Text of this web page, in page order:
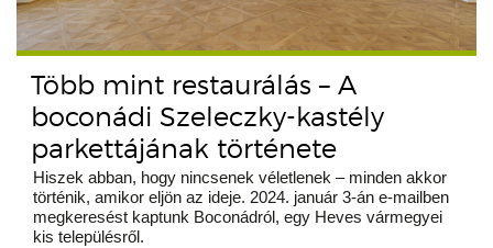
Több mint restaurálás – A
boconádi Szeleczky-kastély
parkettájának története
Hiszek abban, hogy nincsenek véletlenek – minden akkor
történik, amikor eljön az ideje. 2024. január 3-án e-mailben
megkeresést kaptunk Boconádról, egy Heves vármegyei
kis településről.